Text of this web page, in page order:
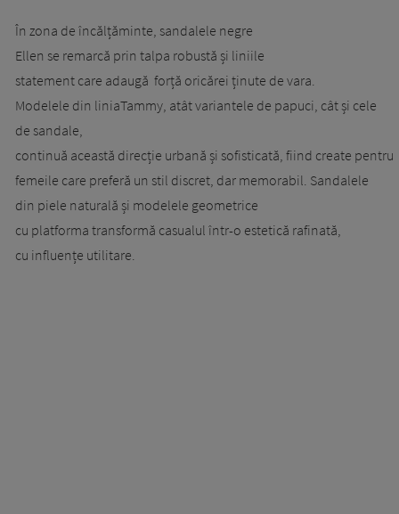
În zona de încălțăminte, sandalele negre
Ellen se remarcă prin talpa robustă și liniile
statement care adaugă forță oricărei ținute de vara.
Modelele din liniaTammy, atât variantele de papuci, cât și cele
de sandale,
continuă această direcție urbană și sofisticată, fiind create pentru
femeile care preferă un stil discret, dar memorabil. Sandalele
din piele naturală și modelele geometrice
cu platforma transformă casualul într-o estetică rafinată,
cu influențe utilitare.